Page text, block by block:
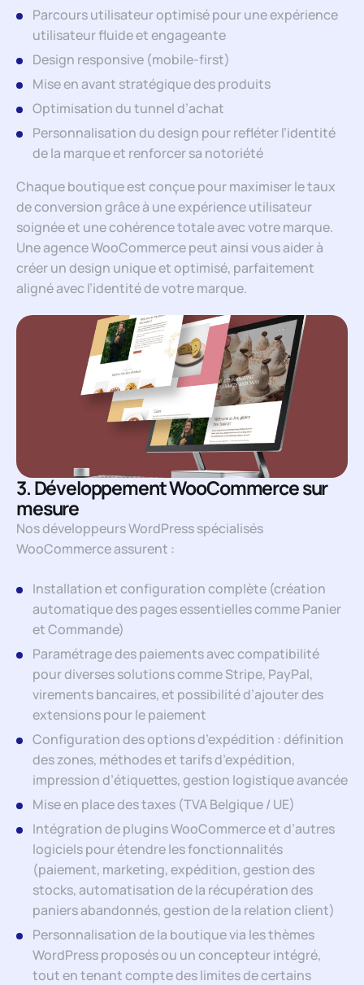
Parcours utilisateur optimisé pour une expérience
utilisateur fluide et engageante
Design responsive (mobile-first)
Mise en avant stratégique des produits
Optimisation du tunnel d’achat
Personnalisation du design pour refléter l’identité
de la marque et renforcer sa notoriété
Chaque boutique est conçue pour maximiser le taux
de conversion grâce à une expérience utilisateur
soignée et une cohérence totale avec votre marque.
Une agence WooCommerce peut ainsi vous aider à
créer un design unique et optimisé, parfaitement
aligné avec l’identité de votre marque.
3. Développement WooCommerce sur
mesure
Nos développeurs WordPress spécialisés
WooCommerce assurent :
Installation et configuration complète (création
automatique des pages essentielles comme Panier
et Commande)
Paramétrage des paiements avec compatibilité
pour diverses solutions comme Stripe, PayPal,
virements bancaires, et possibilité d’ajouter des
extensions pour le paiement
Configuration des options d’expédition : définition
des zones, méthodes et tarifs d’expédition,
impression d’étiquettes, gestion logistique avancée
Mise en place des taxes (TVA Belgique / UE)
Intégration de plugins WooCommerce et d’autres
logiciels pour étendre les fonctionnalités
(paiement, marketing, expédition, gestion des
stocks, automatisation de la récupération des
paniers abandonnés, gestion de la relation client)
Personnalisation de la boutique via les thèmes
WordPress proposés ou un concepteur intégré,
tout en tenant compte des limites de certains